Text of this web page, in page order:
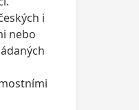
i
nebo